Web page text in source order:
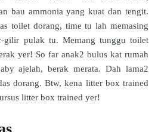
bau ammonia yang kuat dan tengit.
toilet dorang, time tu lah memasing
gilir pulak tu. Memang tunggu toilet
yer! So far anak2 bulus kat rumah
ajelah, berak merata. Dah lama2
dorang. Btw, kena litter box trained
litter box trained yer!